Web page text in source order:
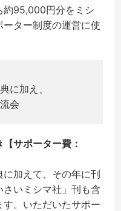
約95,000円分をミシ
ター制度の運営に使
に加え、
会
サポーター費：
に加えて、その年に刊
いミシマ社」刊も含
。いただいたサポー